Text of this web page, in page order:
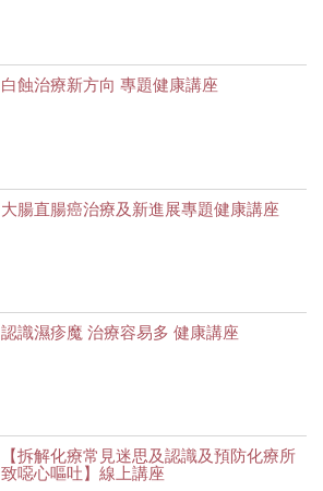
白蝕治療新方向 專題健康講座
大腸直腸癌治療及新進展專題健康講座
認識濕疹魔 治療容易多 健康講座
【拆解化療常見迷思及認識及預防化療所
致噁心嘔吐】線上講座